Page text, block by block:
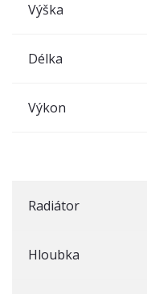
Výška
Délka
Výkon
Radiátor
Hloubka